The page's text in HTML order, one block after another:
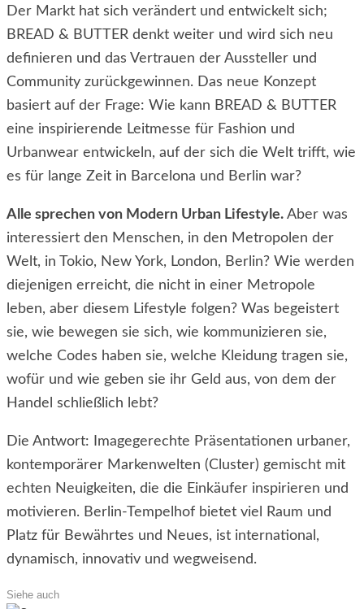
Der Markt hat sich verändert und entwickelt sich;
BREAD & BUTTER denkt weiter und wird sich neu
definieren und das Vertrauen der Aussteller und
Community zurückgewinnen. Das neue Konzept
basiert auf der Frage: Wie kann BREAD & BUTTER
eine inspirierende Leitmesse für Fashion und
Urbanwear entwickeln, auf der sich die Welt trifft, wie
es für lange Zeit in Barcelona und Berlin war?
Alle sprechen von Modern Urban Lifestyle. Aber was
interessiert den Menschen, in den Metropolen der
Welt, in Tokio, New York, London, Berlin? Wie werden
diejenigen erreicht, die nicht in einer Metropole
leben, aber diesem Lifestyle folgen? Was begeistert
sie, wie bewegen sie sich, wie kommunizieren sie,
welche Codes haben sie, welche Kleidung tragen sie,
wofür und wie geben sie ihr Geld aus, von dem der
Handel schließlich lebt?
Die Antwort: Imagegerechte Präsentationen urbaner,
kontemporärer Markenwelten (Cluster) gemischt mit
echten Neuigkeiten, die die Einkäufer inspirieren und
motivieren. Berlin-Tempelhof bietet viel Raum und
Platz für Bewährtes und Neues, ist international,
dynamisch, innovativ und wegweisend.
Siehe auch